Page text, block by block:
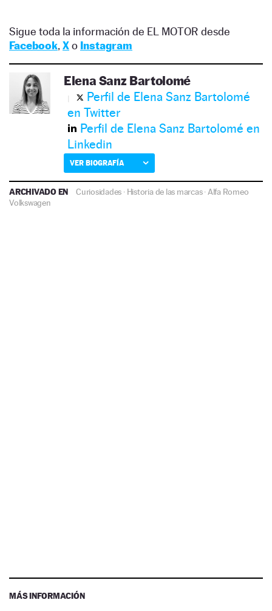
Sigue toda la información de EL MOTOR desde
Facebook, Xo Instagram
Elena Sanz Bartolomé
Perfil de Elena Sanz Bartolomé
en Twitter
Perfil de Elena Sanz Bartolomé en
Linkedin
VER BIOGRAFÍA
ARCHIVADO EN Curiosidades · Historia de las marcas· Alfa Romeo
Volkswagen
MÁS INFORMACIÓN